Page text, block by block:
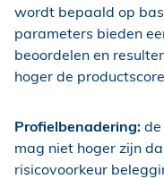
wordt bepaald op
parameters bieden
beoordelen en
hoger de
Profielbenadering:
mag niet hoger zijn
risicovoorkeur